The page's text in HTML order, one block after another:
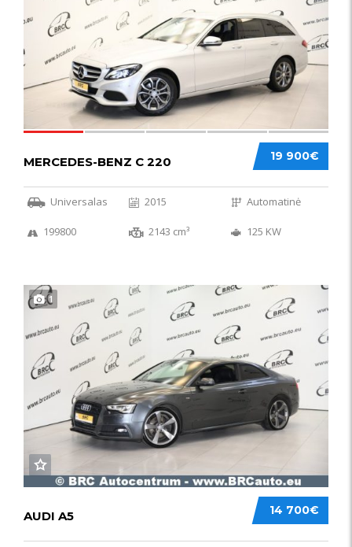
19 900€
MERCEDES-BENZ C 220
Universalas 2015 Automatinė
199800 2143 cm³ 125 KW
1
14 700€
AUDI A5